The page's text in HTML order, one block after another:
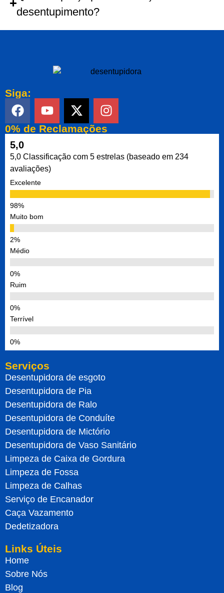
desentupimento?
Siga:
0% de Reclamações
5,0
5,0 Classificação com 5 estrelas (baseado em 234
avaliações)
Excelente
Muito bom
Médio
Ruim
Terrível
Serviços
Desentupidora de esgoto
Desentupidora de Pia
Desentupidora de Ralo
Desentupidora de Conduíte
Desentupidora de Mictório
Desentupidora de Vaso Sanitário
Limpeza de Caixa de Gordura
Limpeza de Fossa
Limpeza de Calhas
Serviço de Encanador
Caça Vazamento
Dedetizadora
Links Úteis
Home
Sobre Nós
Blog